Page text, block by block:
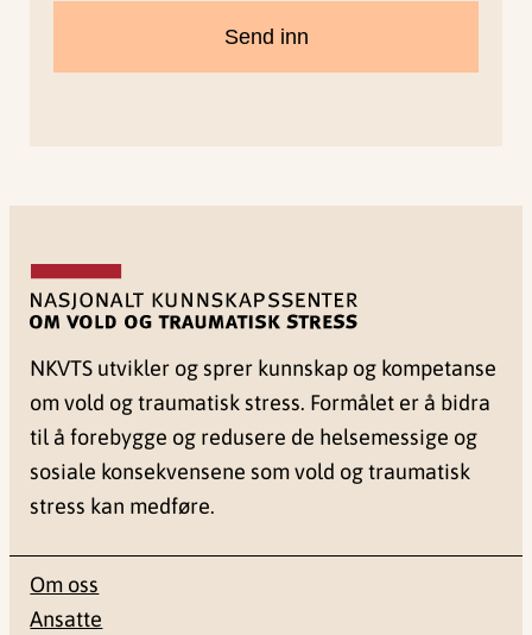
NKVTS utvikler og sprer kunnskap og kompetanse
om vold og traumatisk stress. Formålet er å bidra
til å forebygge og redusere de helsemessige og
sosiale konsekvensene som vold og traumatisk
stress kan medføre.
Om oss
Ansatte